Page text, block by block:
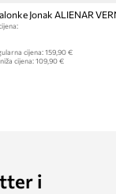
cijena: 159,90 €
cijena: 109,90 €
i